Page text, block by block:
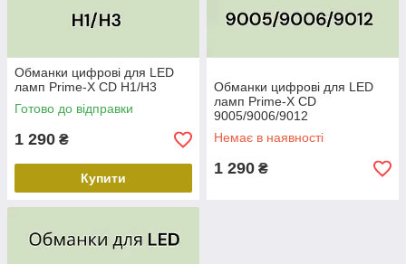
Обманки цифрові для LED
ламп Prime-X CD H1/H3
Готово до відправки
1 290 ₴
Купити
Обманки цифрові для LED
ламп Prime-X CD
9005/9006/9012
Немає в наявності
1 290 ₴